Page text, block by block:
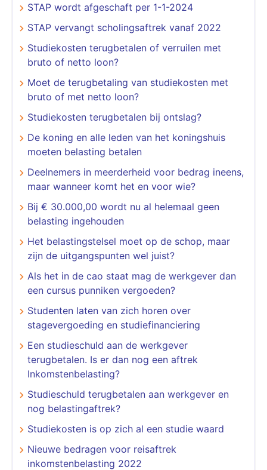
STAP wordt afgeschaft per 1-1-2024
STAP vervangt scholingsaftrek vanaf 2022
Studiekosten terugbetalen of verruilen met
bruto of netto loon?
Moet de terugbetaling van studiekosten met
bruto of met netto loon?
Studiekosten terugbetalen bij ontslag?
De koning en alle leden van het koningshuis
moeten belasting betalen
Deelnemers in meerderheid voor bedrag ineens,
maar wanneer komt het en voor wie?
Bij € 30.000,00 wordt nu al helemaal geen
belasting ingehouden
Het belastingstelsel moet op de schop, maar
zijn de uitgangspunten wel juist?
Als het in de cao staat mag de werkgever dan
een cursus punniken vergoeden?
Studenten laten van zich horen over
stagevergoeding en studiefinanciering
Een studieschuld aan de werkgever
terugbetalen. Is er dan nog een aftrek
Inkomstenbelasting?
Studieschuld terugbetalen aan werkgever en
nog belastingaftrek?
Studiekosten is op zich al een studie waard
Nieuwe bedragen voor reisaftrek
inkomstenbelasting 2022